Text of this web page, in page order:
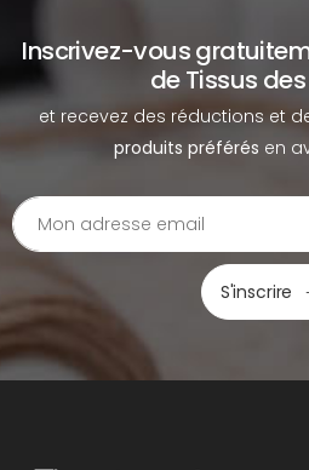
Inscrivez-vous
de Tissus
et recevez des réductions et
produits préférés en
S'inscrire